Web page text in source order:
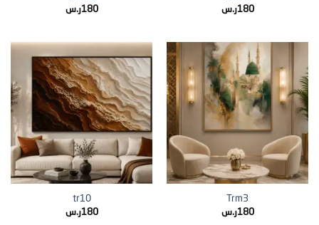
180ر.س
180ر.س
Trm3
180ر.س
tr10
180ر.س